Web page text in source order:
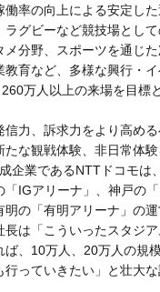
率の向上による安定し
ラグビーなど競技場とし
メ分野、スポーツを通じ
教育など、多様な興行・
万人以上の来場を目標
力、訴求力をより高め
な観戦体験、非日常体
企業であるNTTドコモは
IGアリーナ」、神戸の
明の「有明アリーナ」の
長は「こういったスタジ
ば、10万人、20万人の規
っていきたい」と壮大な